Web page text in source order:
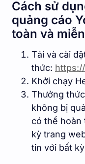
Cách sử
quảng cáo
toàn và
Tải và cài
thức:
Khởi chạy
Thưởng
không bị
có thể hoàn
kỳ trang
tin với bất